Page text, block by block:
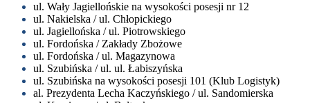
ul. Wały Jagiellońskie na wysokości posesji nr 12
ul. Nakielska / ul. Chłopickiego
ul. Jagiellońska / ul. Piotrowskiego
ul. Fordońska / Zakłady Zbożowe
ul. Fordońska / ul. Magazynowa
ul. Szubińska / ul. ul. Łabiszyńska
ul. Szubińska na wysokości posesji 101 (Klub Logistyk)
al. Prezydenta Lecha Kaczyńskiego / ul. Sandomierska